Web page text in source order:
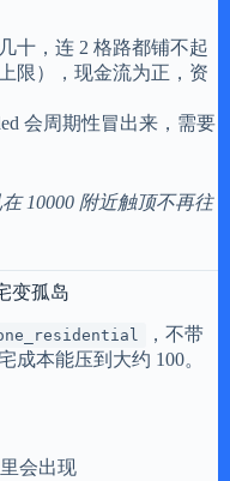
十，连 2 格路都铺不起
限），现金流为正，资
会周期性冒出来，需要
10000 附近触顶不再往
变孤岛
，不带
成本能压到大约 100。
会出现